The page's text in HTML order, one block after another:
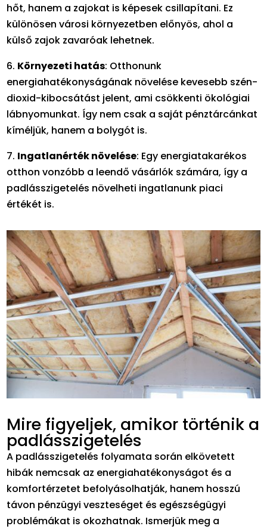
hőt, hanem a zajokat is képesek csillapítani. Ez
különösen városi környezetben előnyös, ahol a
külső zajok zavaróak lehetnek.
6. Környezeti hatás: Otthonunk
energiahatékonyságának növelése kevesebb szén-
dioxid-kibocsátást jelent, ami csökkenti ökológiai
lábnyomunkat. Így nem csak a saját pénztárcánkat
kíméljük, hanem a bolygót is.
7. Ingatlanérték növelése: Egy energiatakarékos
otthon vonzóbb a leendő vásárlók számára, így a
padlásszigetelés növelheti ingatlanunk piaci
értékét is.
Mire figyeljek, amikor történik a
padlásszigetelés
A padlásszigetelés folyamata során elkövetett
hibák nemcsak az energiahatékonyságot és a
komfortérzetet befolyásolhatják, hanem hosszú
távon pénzügyi veszteséget és egészségügyi
problémákat is okozhatnak. Ismerjük meg a